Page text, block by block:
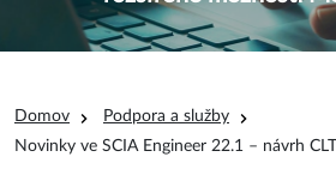
Omrvinka
Domov
Podpora a služby
Novinky ve SCIA Engineer 22.1 – návrh